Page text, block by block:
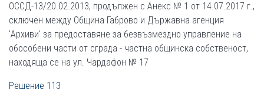
ОССД-13/20.02.2013, продължен с Анекс № 1 от 14.07.2017 г.,
сключен между Община Габрово и Държавна агенция
'Архиви' за предоставяне за безвъзмездно управление на
обособени части от сграда - частна общинска собственост,
находяща се на ул. Чардафон № 17
Решение 113